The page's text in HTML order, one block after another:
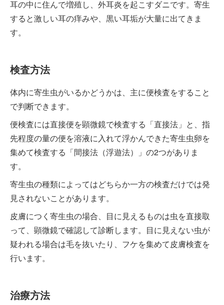
耳の中に住んで増殖し、外耳炎を起こすダニです。寄生
すると激しい耳の痒みや、黒い耳垢が大量に出てきま
す。
検査方法
体内に寄生虫がいるかどうかは、主に便検査をすること
で判断できます。
便検査には直接便を顕微鏡で検査する「直接法」と、指
先程度の量の便を溶液に入れて浮かんできた寄生虫卵を
集めて検査する「間接法（浮遊法）」の2つがありま
す。
寄生虫の種類によってはどちらか一方の検査だけでは発
見されないことがあります。
皮膚につく寄生虫の場合、目に見えるものは虫を直接取
って、顕微鏡で確認して診断します。目に見えない虫が
疑われる場合は毛を抜いたり、フケを集めて皮膚検査を
行います。
治療方法